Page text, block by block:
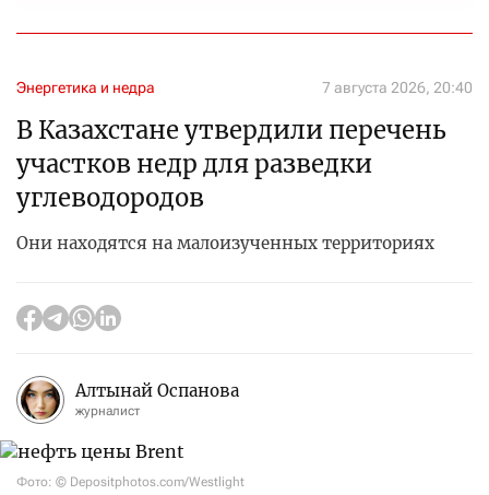
Энергетика и недра 7 августа 2026, 20:40
В Казахстане утвердили перечень
участков недр для разведки
углеводородов
Они находятся на малоизученных территориях
Алтынай Оспанова
журналист
Фото: © Depositphotos.com/Westlight